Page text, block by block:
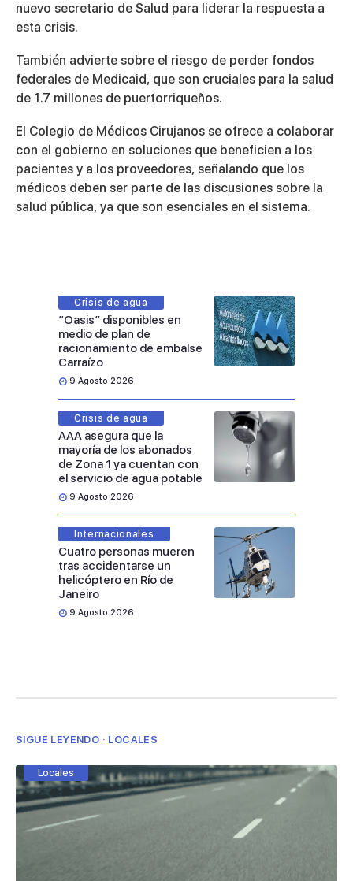
nuevo secretario de Salud para liderar la respuesta a
esta crisis.
También advierte sobre el riesgo de perder fondos
federales de Medicaid, que son cruciales para la salud
de 1.7 millones de puertorriqueños.
El Colegio de Médicos Cirujanos se ofrece a colaborar
con el gobierno en soluciones que beneficien a los
pacientes y a los proveedores, señalando que los
médicos deben ser parte de las discusiones sobre la
salud pública, ya que son esenciales en el sistema.
Crisis de agua
“Oasis” disponibles en
medio de plan de
racionamiento de embalse
Carraízo
9 Agosto 2026
Crisis de agua
AAA asegura que la
mayoría de los abonados
de Zona 1 ya cuentan con
el servicio de agua potable
9 Agosto 2026
Internacionales
Cuatro personas mueren
tras accidentarse un
helicóptero en Río de
Janeiro
9 Agosto 2026
SIGUE LEYENDO · LOCALES
Locales